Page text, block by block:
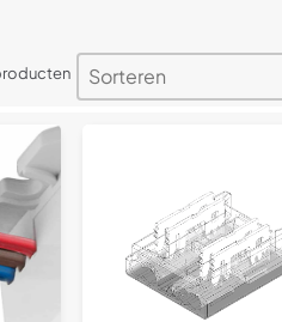
Sorteren
Sort content
Sort content